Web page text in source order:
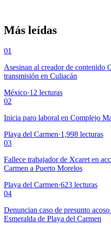
Más leídas
01
Asesinan al creador de contenido
transmisión en Culiacán
México·12 lecturas
02
Inicia paro laboral en Complejo
Playa del Carmen·1,998 lecturas
03
Fallece trabajador de Xcaret en
Carmen a Puerto Morelos
Playa del Carmen·623 lecturas
04
Denuncian caso de presunto
Esmeralda de Playa del Carmen